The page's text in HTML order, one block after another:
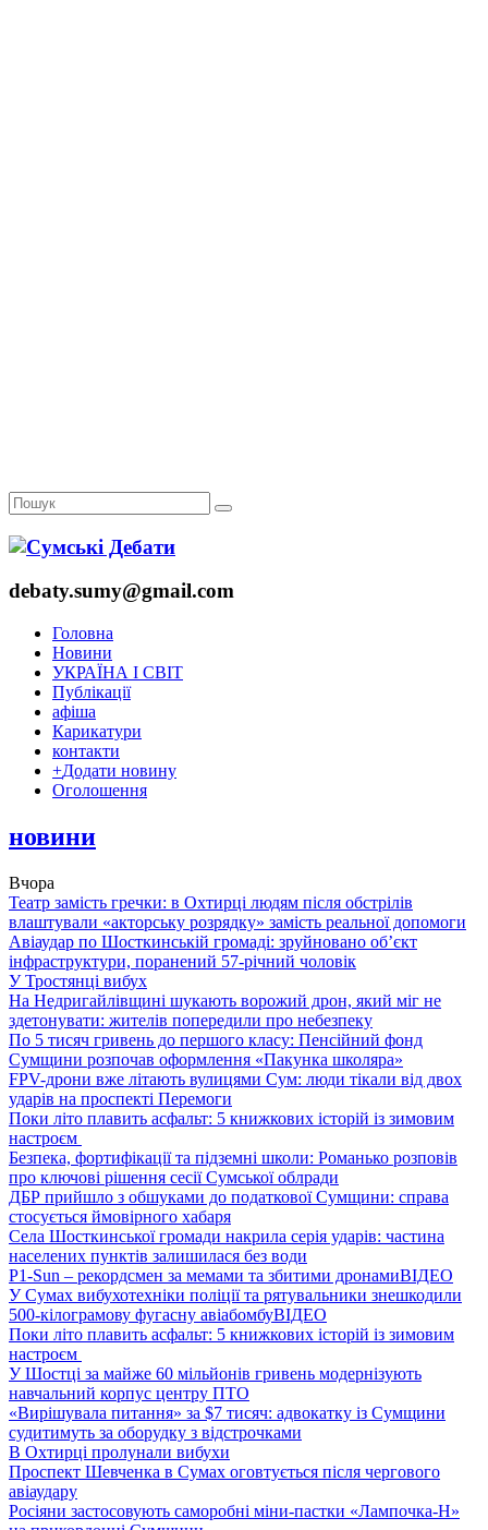
debaty.sumy@gmail.com
Головна
Новини
УКРАЇНА І СВІТ
Публікації
афіша
Карикатури
контакти
+Додати новину
Оголошення
новини
Вчора
Театр замість гречки: в Охтирці людям після обстрілів
влаштували «акторську розрядку» замість реальної допомоги
Авіаудар по Шосткинській громаді: зруйновано об’єкт
інфраструктури, поранений 57-річний чоловік
У Тростянці вибух
На Недригайлівщині шукають ворожий дрон, який міг не
здетонувати: жителів попередили про небезпеку
По 5 тисяч гривень до першого класу: Пенсійний фонд
Сумщини розпочав оформлення «Пакунка школяра»
FPV-дрони вже літають вулицями Сум: люди тікали від двох
ударів на проспекті Перемоги
Поки літо плавить асфальт: 5 книжкових історій із зимовим
настроєм
Безпека, фортифікації та підземні школи: Романько розповів
про ключові рішення сесії Сумської облради
ДБР прийшло з обшуками до податкової Сумщини: справа
стосується ймовірного хабаря
Села Шосткинської громади накрила серія ударів: частина
населених пунктів залишилася без води
P1-Sun – рекордсмен за мемами та збитими дронамиВІДЕО
У Сумах вибухотехніки поліції та рятувальники знешкодили
500-кілограмову фугасну авіабомбуВІДЕО
Поки літо плавить асфальт: 5 книжкових історій із зимовим
настроєм
У Шостці за майже 60 мільйонів гривень модернізують
навчальний корпус центру ПТО
«Вирішувала питання» за $7 тисяч: адвокатку із Сумщини
судитимуть за оборудку з відстрочками
В Охтирці пролунали вибухи
Проспект Шевченка в Сумах оговтується після чергового
авіаудару
Росіяни застосовують саморобні міни-пастки «Лампочка-Н»